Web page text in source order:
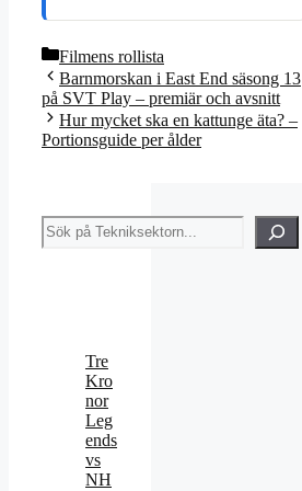
Kategorier
Filmens rollista
Barnmorskan i East End säsong 13
på SVT Play – premiär och avsnitt
Hur mycket ska en kattunge äta? –
Portionsguide per ålder
Sök
Tre
Kro
nor
Leg
ends
vs
NH